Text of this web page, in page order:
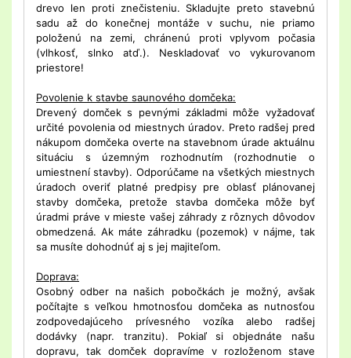
drevo len proti znečisteniu. Skladujte preto stavebnú
sadu až do konečnej montáže v suchu, nie priamo
položenú na zemi, chránenú proti vplyvom počasia
(vlhkosť, slnko atď.). Neskladovať vo vykurovanom
priestore!
Povolenie k stavbe saunového domčeka:
Drevený domček s pevnými základmi môže vyžadovať
určité povolenia od miestnych úradov. Preto radšej pred
nákupom domčeka overte na stavebnom úrade aktuálnu
situáciu s územným rozhodnutím (rozhodnutie o
umiestnení stavby). Odporúčame na všetkých miestnych
úradoch overiť platné predpisy pre oblasť plánovanej
stavby domčeka, pretože stavba domčeka môže byť
úradmi práve v mieste vašej záhrady z rôznych dôvodov
obmedzená. Ak máte záhradku (pozemok) v nájme, tak
sa musíte dohodnúť aj s jej majiteľom.
Doprava:
Osobný odber na našich pobočkách je možný, avšak
počítajte s veľkou hmotnosťou domčeka as nutnosťou
zodpovedajúceho prívesného vozíka alebo radšej
dodávky (napr. tranzitu). Pokiaľ si objednáte našu
dopravu, tak domček dopravíme v rozloženom stave